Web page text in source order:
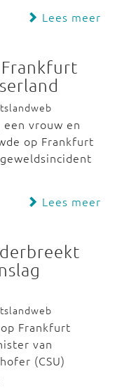
Lees meer
een vrouw en
op Frankfurt
Lees meer
Frankfurt
van
(CSU)